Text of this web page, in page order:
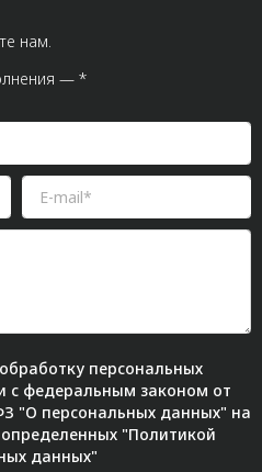
нам.
— *
персональных
с федеральным законом от
"О персональных данных" на
"Политикой
данных"